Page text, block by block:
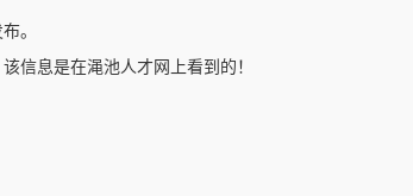
。
信息是在渑池人才网上看到的！